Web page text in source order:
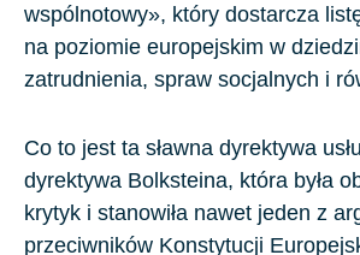
wspólnotowy», który dostarcza
na poziomie europejskim w
zatrudnienia, spraw socjalnych i
Co to jest ta sławna dyrektywa
dyrektywa Bolksteina, która była
krytyk i stanowiła nawet jeden z
przeciwników Konstytucji